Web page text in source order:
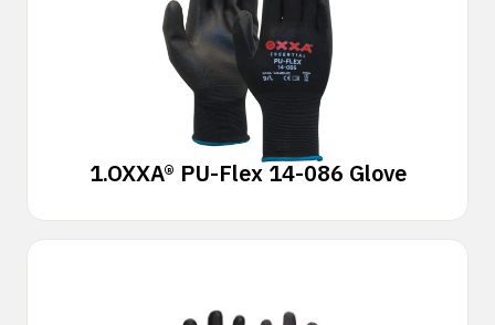
1.OXXA® PU-Flex 14-086 Glove